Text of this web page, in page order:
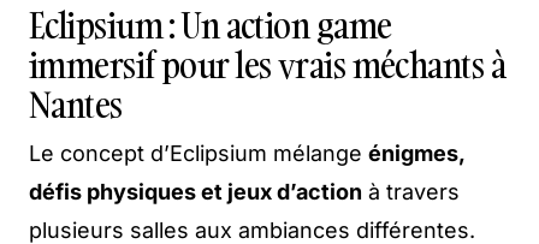
Eclipsium : Un action game
immersif pour les vrais méchants à
Nantes
Le concept d’Eclipsium mélange énigmes,
défis physiques et jeux d’action à travers
plusieurs salles aux ambiances différentes.